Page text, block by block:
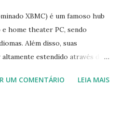
XBMC) é um famoso hub
home theater PC, sendo
Além disso, suas
estendido através de
versão final do Kodi 19.5
UM COMENTÁRIO LEIA MAIS